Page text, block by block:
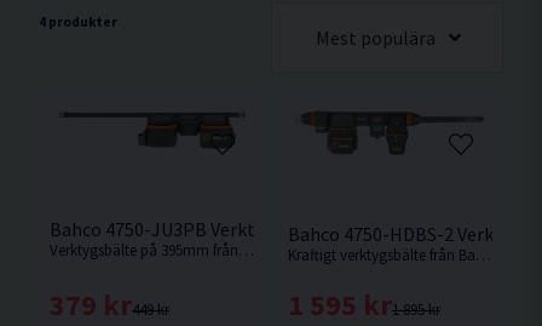
4 produkter
Mest populära
Bahco 4750-JU3PB Verktygsbälte f. Barn
Verktygsbälte på 395mm från Bahco anpassat till framtida hantverkare.
449 kr
379 kr
Bahco 4750-HDBS-2
Kraftigt verktygsbälte från Bahco med flyttbara fickor.
1 895 kr
1 595 kr